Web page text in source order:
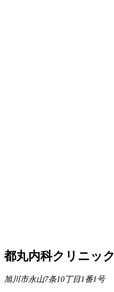
都丸内科クリニック
旭川市永⼭7条10丁⽬1番1号